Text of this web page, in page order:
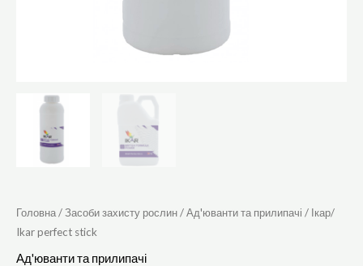
Головна/Засоби захисту рослин/Ад'юванти та прилипачі / Ікар/
Ikar perfect stick
Ад'юванти та прилипачі